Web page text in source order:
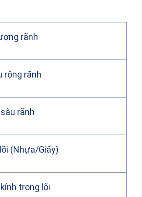
rãnh
rộng rãnh
rãnh
(Nhựa/Giấy)
trong lõi